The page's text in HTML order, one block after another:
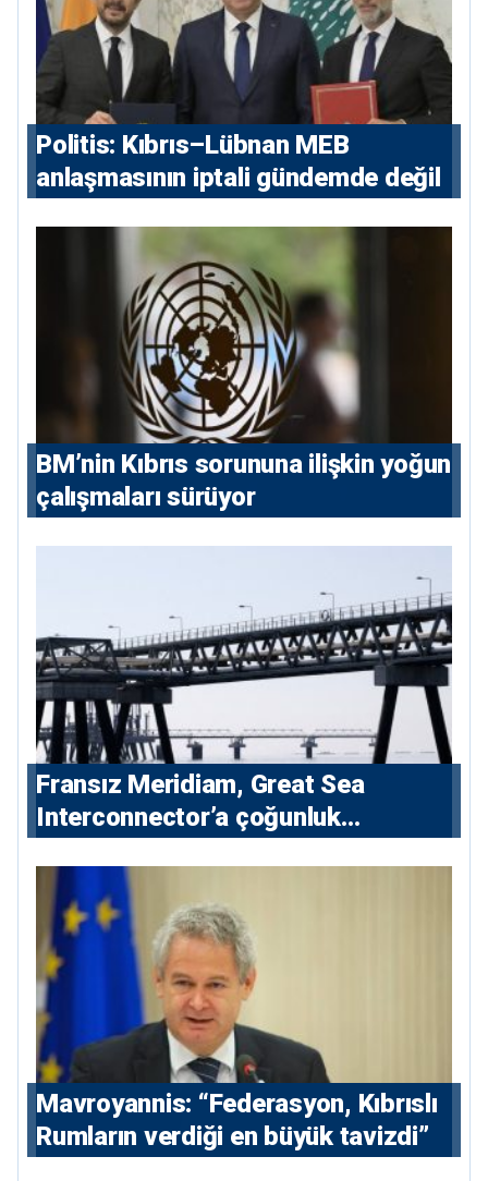
Politis: Kıbrıs–Lübnan MEB
anlaşmasının iptali gündemde değil
BM’nin Kıbrıs sorununa ilişkin yoğun
çalışmaları sürüyor
Fransız Meridiam, Great Sea
Interconnector’a çoğunluk
Mavroyannis: “Federasyon, Kıbrıslı
Rumların verdiği en büyük tavizdi”